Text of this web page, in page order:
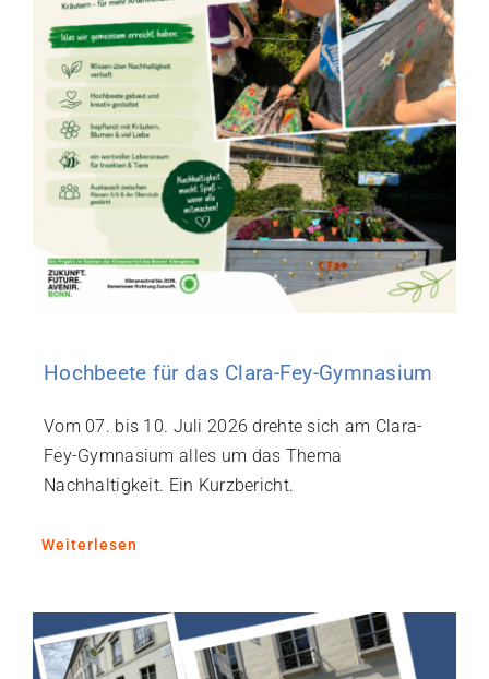
Hochbeete für das Clara-Fey-Gymnasium
Vom 07. bis 10. Juli 2026 drehte sich am Clara-
Fey-Gymnasium alles um das Thema
Nachhaltigkeit. Ein Kurzbericht.
Weiterlesen